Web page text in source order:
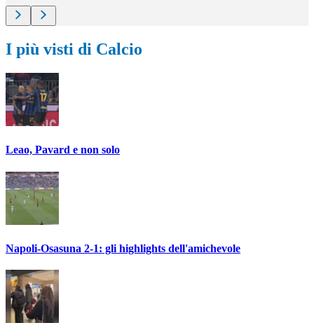
I più visti di Calcio
Leao, Pavard e non solo
Napoli-Osasuna 2-1: gli highlights dell'amichevole